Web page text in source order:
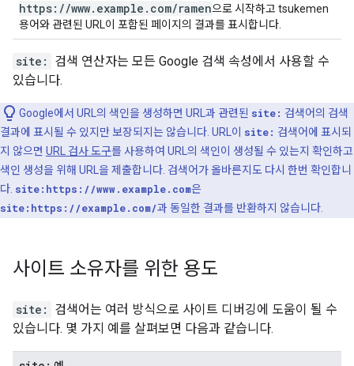
https: //www. example . com/ramen으로 시작하고 tsukemen
용어와 관련된 URL이 포함된 페이지의 결과를 표시합니다.
site:
검색 연산자는 모든 Google 검색 속성에서 사용할 수
있습니다.
Google에서 URL의 색인을 생성하면 URL과 관련된 site: 검색어의 검색
결과에 표시될 수 있지만 보장되지는 않습니다. URL이 site: 검색어에 표시되
지 않으면 URL 검사 도구를 사용하여 URL의 색인이 생성될 수 있는지 확인하고
색인 생성을 위해 URL을 제출합니다. 검색어가 올바른지도 다시 한번 확인합니
다. site:https://www.example.com은
site:https://example.com/과 동일한 결과를 반환하지 않습니다.
사이트 소유자를 위한 용도
site:
검색어는 여러 방식으로 사이트 디버깅에 도움이 될 수
있습니다. 몇 가지 예를 살펴보면 다음과 같습니다.